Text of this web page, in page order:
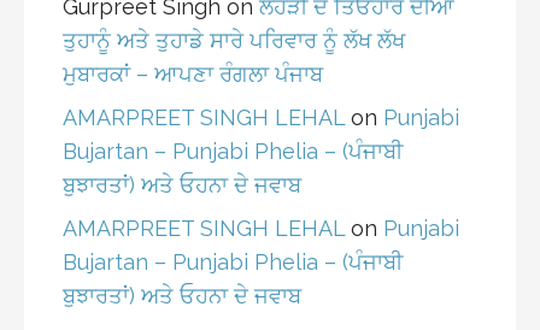
Gurpreet Singh on ਲੋਹੜੀ ਦੇ ਤਿਓਹਾਰ ਦੀਆਂ
ਤੁਹਾਨੂੰ ਅਤੇ ਤੁਹਾਡੇ ਸਾਰੇ ਪਰਿਵਾਰ ਨੂੰ ਲੱਖ ਲੱਖ
ਮੁਬਾਰਕਾਂ – ਆਪਣਾ ਰੰਗਲਾ ਪੰਜਾਬ
AMARPREET SINGH LEHAL on Punjabi
Bujartan – Punjabi Phelia – (ਪੰਜਾਬੀ
ਬੁਝਾਰਤਾਂ) ਅਤੇ ਓਹਨਾ ਦੇ ਜਵਾਬ
AMARPREET SINGH LEHAL on Punjabi
Bujartan – Punjabi Phelia – (ਪੰਜਾਬੀ
ਬੁਝਾਰਤਾਂ) ਅਤੇ ਓਹਨਾ ਦੇ ਜਵਾਬ